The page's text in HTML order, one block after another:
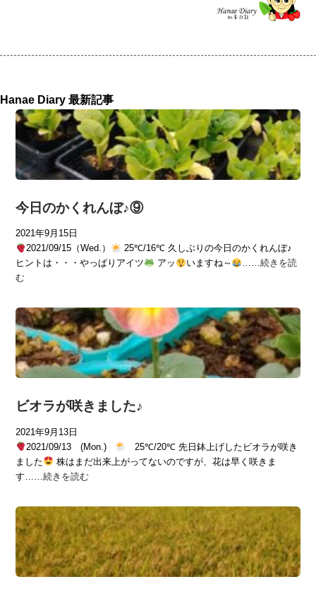
Hanae Diary 最新記事
今日のかくれんぼ♪⑨
2021年9月15日
2021/09/15（Wed.）
25℃/16℃ 久しぶりの今日のかくれんぼ♪
ヒントは・・・やっぱりアイツ
アッ いますね～ ……続きを読
む
ビオラが咲きました♪
2021年9月13日
2021/09/13 (Mon.)
25℃/20℃ 先日鉢上げしたビオラが咲き
ました
株はまだ出来上がってないのですが、花は早く咲きま
す……続きを読む